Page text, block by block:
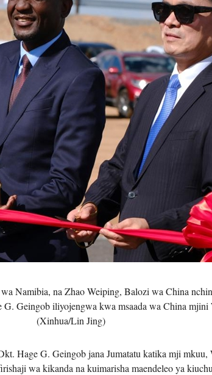
Deutsch
Português
Italiano
Қазақ тілі
ภาษาไทย
Bahasa
Tiếng
اردو
Namibia, na Zhao Weiping, Balozi wa China
Geingob iliyojengwa kwa msaada wa China
(Xinhua/Lin Jing)
Hage G. Geingob jana Jumatatu katika mji
wa kikanda na kuimarisha maendeleo ya